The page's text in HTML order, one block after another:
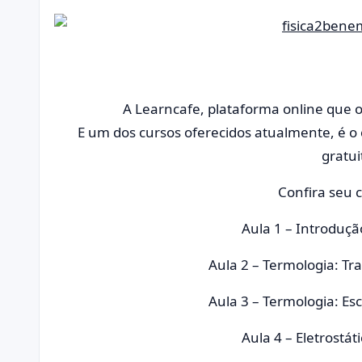
A Learncafe, plataforma online que
E um dos cursos oferecidos atualmente, é
Confira seu
Aula 1 –
Aula 2 – Termologia:
Aula 3 – Termologia:
Aula 4 –